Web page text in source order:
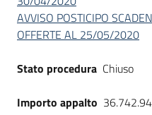
AVVISO POSTICIPO
OFFERTE AL 25/05/2020
Stato procedura Chiuso
Importo appalto